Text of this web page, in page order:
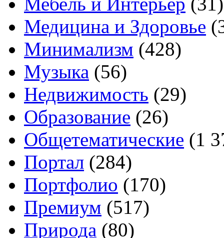
Медицина и Здоровье
Минимализм (428)
Музыка (56)
Недвижимость (29)
Образование (26)
Общетематические (1
Портал (284)
Портфолио (170)
Премиум (517)
Природа (80)